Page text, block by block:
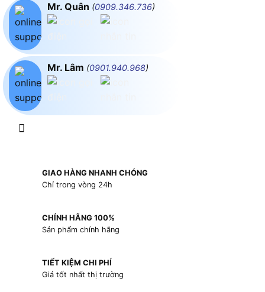
Mr. Quân (0909.346.736)
Mr. Lâm (0901.940.968)
GIAO HÀNG NHANH CHÓNG
Chỉ trong vòng 24h
CHÍNH HÃNG 100%
Sản phẩm chính hãng
TIẾT KIỆM CHI PHÍ
Giá tốt nhất thị trường